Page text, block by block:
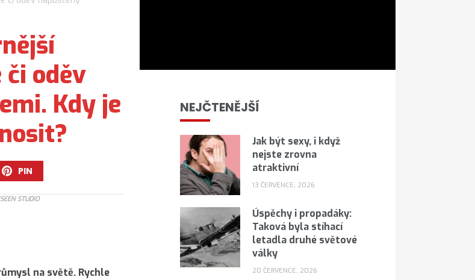
oděv
Kdy je
PIN
0
STUDIO
na světě. Rychle
NEJČTENĚJŠÍ
Jak být sexy, i když
nejste zrovna
atraktivní
13 ČERVENCE, 2026
Úspěchy i propadáky:
Taková byla stíhací
letadla druhé světové
války
20 ČERVENCE, 2026